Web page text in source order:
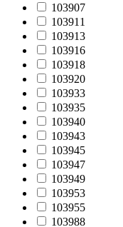
103907
103911
103913
103916
103918
103920
103933
103935
103940
103943
103945
103947
103949
103953
103955
103988